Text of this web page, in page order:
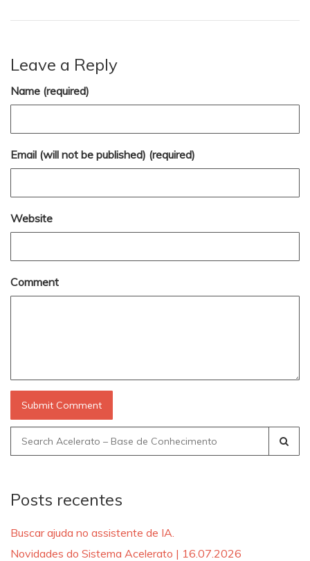
Leave a Reply
Name (required)
Email (will not be published) (required)
Website
Comment
Search
for:
Posts recentes
Buscar ajuda no assistente de IA.
Novidades do Sistema Acelerato | 16.07.2026